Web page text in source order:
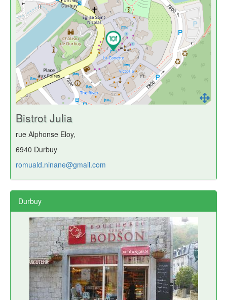
Bistrot Julia
rue Alphonse Eloy,
6940 Durbuy
romuald.ninane@gmail.com
Durbuy